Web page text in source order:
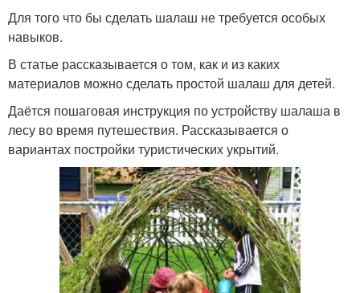
Для того что бы сделать шалаш не требуется особых
навыков.
В статье рассказывается о том, как и из каких
материалов можно сделать простой шалаш для детей.
Даётся пошаговая инструкция по устройству шалаша в
лесу во время путешествия. Рассказывается о
вариантах постройки туристических укрытий.